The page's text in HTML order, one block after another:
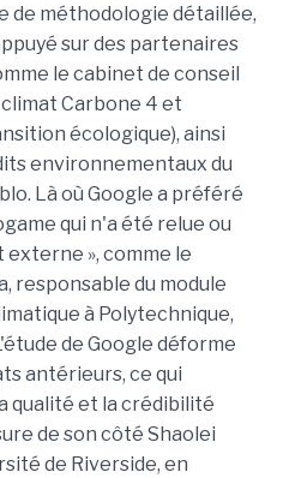
de méthodologie détaillée,
sur des partenaires
le cabinet de conseil
Carbone 4 et
écologique), ainsi
environnementaux du
Là où Google a préféré
qui n'a été relue ou
», comme le
responsable du module
à Polytechnique,
de Google déforme
antérieurs, ce qui
qualité et la crédibilité
de son côté Shaolei
de Riverside, en